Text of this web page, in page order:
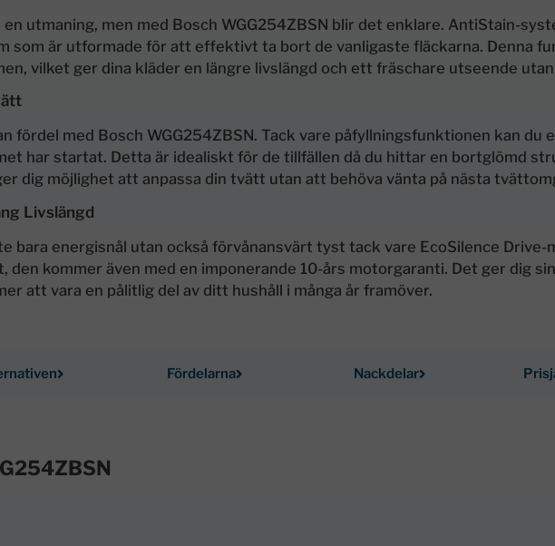
utmaning, men med Bosch WGG254ZBSN blir det enklare. AntiStain-
som är utformade för att effektivt ta bort de vanligaste fläckarna. Denna
vilket ger dina kläder en längre livslängd och ett fräschare utseende
fördel med Bosch WGG254ZBSN. Tack vare påfyllningsfunktionen kan du
har startat. Detta är idealiskt för de tillfällen då du hittar en bortglömd
dig möjlighet att anpassa din tvätt utan att behöva vänta på nästa
Livslängd
bara energisnål utan också förvånansvärt tyst tack vare EcoSilence Drive-
kommer även med en imponerande 10-års motorgaranti. Det ger dig
att vara en pålitlig del av ditt hushåll i många år framöver.
Fördelarna Nackdelar